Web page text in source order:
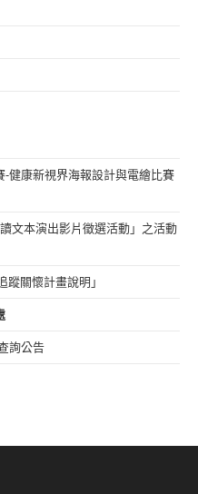
-健康新視界海報設計與電繪比賽
文本演出影片徵選活動」之活動
關懷計畫說明」
詢公告